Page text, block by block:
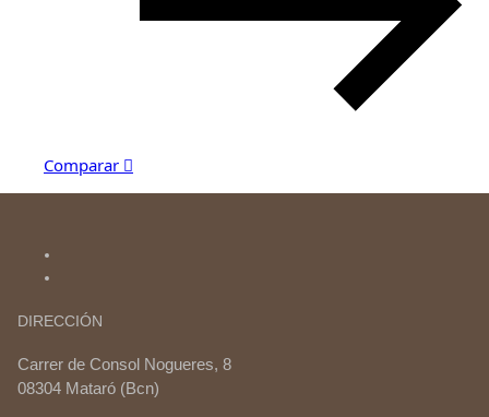
Comparar
DIRECCIÓN
Carrer de Consol Nogueres, 8
08304 Mataró (Bcn)